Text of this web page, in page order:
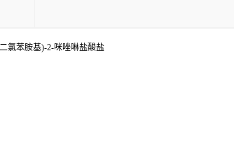
氯苯胺基)-2-咪唑啉盐酸盐